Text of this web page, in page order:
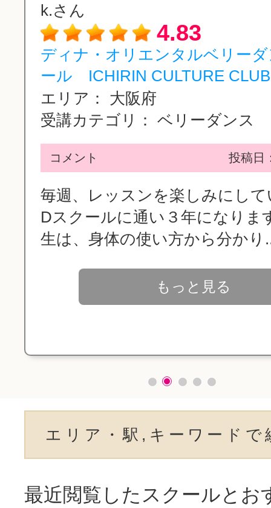
k.さん
4.83
ディナ・オリエンタルベリー
ール ICHIRIN CULTURE
エリア：
大阪府
受講カテゴリ： ベリーダンス
コメント 投稿日
毎週、レッスンを楽しみにし
Dスクールに通い３年になり
生は、身体の使い方から分かり
もっと見る
エリア・駅,キーワードで
最近閲覧したスクールとお